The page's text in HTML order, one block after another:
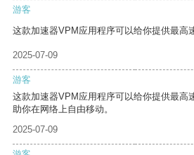
游客
这款加速器VPM应用程序可以给你提供最高
2025-07-09
游客
这款加速器VPM应用程序可以给你提供最高
助你在网络上自由移动。
2025-07-09